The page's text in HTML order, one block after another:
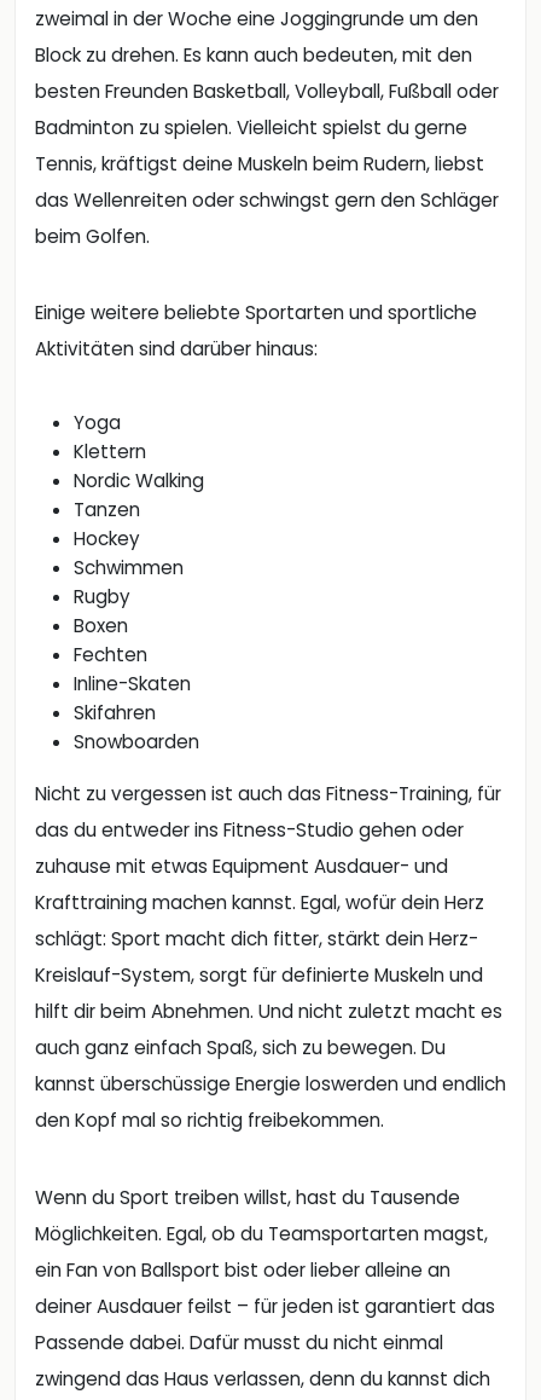
zweimal in der Woche eine Joggingrunde um den
Block zu drehen. Es kann auch bedeuten, mit den
besten Freunden Basketball, Volleyball, Fußball oder
Badminton zu spielen. Vielleicht spielst du gerne
Tennis, kräftigst deine Muskeln beim Rudern, liebst
das Wellenreiten oder schwingst gern den Schläger
beim Golfen.
Einige weitere beliebte Sportarten und sportliche
Aktivitäten sind darüber hinaus:
Yoga
Klettern
Nordic Walking
Tanzen
Hockey
Schwimmen
Rugby
Boxen
Fechten
Inline-Skaten
Skifahren
Snowboarden
Nicht zu vergessen ist auch das Fitness-Training, für
das du entweder ins Fitness-Studio gehen oder
zuhause mit etwas Equipment Ausdauer- und
Krafttraining machen kannst. Egal, wofür dein Herz
schlägt: Sport macht dich fitter, stärkt dein Herz-
Kreislauf-System, sorgt für definierte Muskeln und
hilft dir beim Abnehmen. Und nicht zuletzt macht es
auch ganz einfach Spaß, sich zu bewegen. Du
kannst überschüssige Energie loswerden und endlich
den Kopf mal so richtig freibekommen.
Wenn du Sport treiben willst, hast du Tausende
Möglichkeiten. Egal, ob du Teamsportarten magst,
ein Fan von Ballsport bist oder lieber alleine an
deiner Ausdauer feilst – für jeden ist garantiert das
Passende dabei. Dafür musst du nicht einmal
zwingend das Haus verlassen, denn du kannst dich